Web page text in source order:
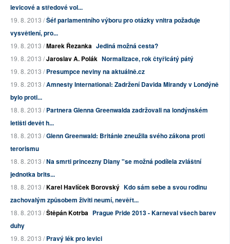
levicové a středové vol...
19. 8. 2013 /Šéf parlamentního výboru pro otázky vnitra požaduje
vysvětlení, pro...
19. 8. 2013 /Marek Řezanka Jediná možná cesta?
19. 8. 2013 /Jaroslav A. Polák Normalizace, rok čtyřicátý pátý
19. 8. 2013 /Presumpce neviny na aktuálně.cz
19. 8. 2013 /Amnesty International: Zadržení Davida Mirandy v Londýně
bylo proti...
18. 8. 2013 /Partnera Glenna Greenwalda zadržovali na londýnském
letišti devět h...
18. 8. 2013 /Glenn Greenwald: Británie zneužila svého zákona proti
terorismu
18. 8. 2013 /Na smrti princezny Diany "se možná podílela zvláštní
jednotka brits...
18. 8. 2013 /Karel Havlíček Borovský Kdo sám sebe a svou rodinu
zachovalým způsobem živiti neumí, nevěřt...
18. 8. 2013 /Štěpán Kotrba Prague Pride 2013 - Karneval všech barev
duhy
19. 8. 2013 /Pravý lék pro levici